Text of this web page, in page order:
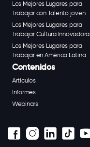
Los Mejores Lugares para
Trabajar con Talento joven
Los Mejores Lugares para
Trabajar Cultura Innovadora
Los Mejores Lugares para
Trabajar en América Latina
Contenidos
Artículos
Informes
Webinars